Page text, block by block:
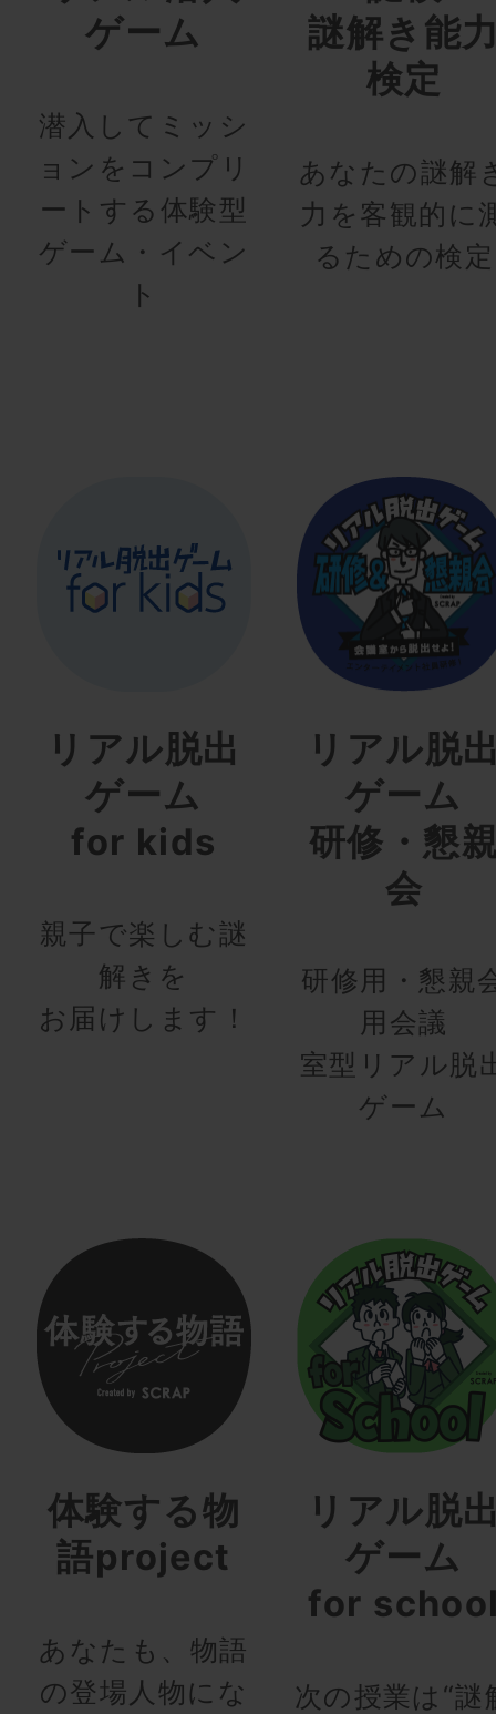
ゲーム
潜入してミッシ
ョンをコンプリ
ートする体験型
ゲーム・イベン
ト
謎解き能
検定
あなたの謎解
力を客観的に
るための検定
リアル脱出
ゲーム
for kids
親子で楽しむ謎
解きを
お届けします！
リアル脱
ゲーム
研修・懇
会
研修用・懇親
用会議
室型リアル脱
ゲーム
体験する物
語project
あなたも、物語
の登場人物にな
リアル脱
ゲーム
for
次の授業は“謎